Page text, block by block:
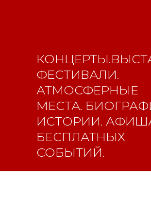
ФЕСТИВАЛИ.
АТМОСФЕРНЫЕ
МЕСТА.
ИСТОРИИ.
БЕСПЛАТНЫХ
СОБЫТИЙ.